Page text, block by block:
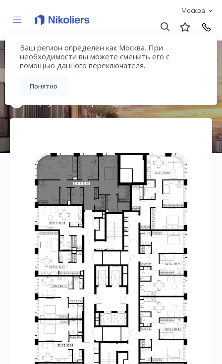
Москва
Ваш регион определен как Москва. При
необходимости вы можете сменить его с
помощью данного переключателя.
Понятно
Мультиквартал
«ВЕЕР»